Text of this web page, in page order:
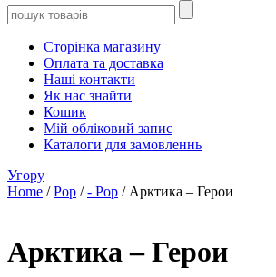
Сторінка магазину
Оплата та доставка
Наші контакти
Як нас знайти
Кошик
Мій обліковий запис
Каталоги для замовленнь
Угору
Home /Pop /- Pop / Арктика – Герои
Арктика – Герои